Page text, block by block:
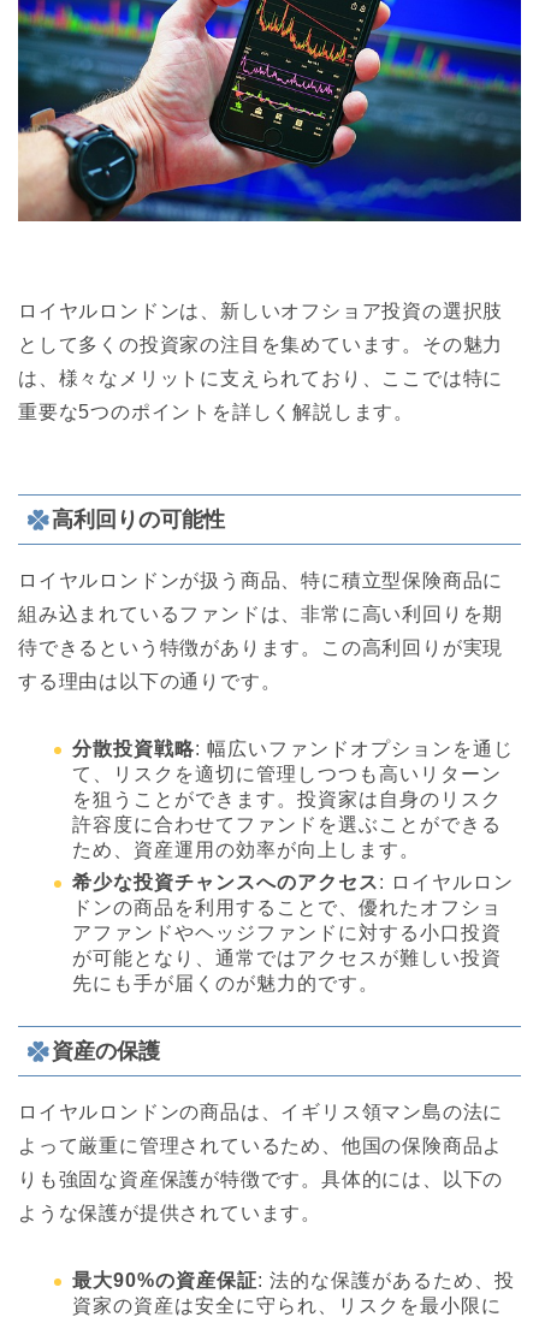
ロイヤルロンドンは、新しいオフショア投資の選択肢
として多くの投資家の注目を集めています。その魅力
は、様々なメリットに支えられており、ここでは特に
重要な5つのポイントを詳しく解説します。
高利回りの可能性
ロイヤルロンドンが扱う商品、特に積立型保険商品に
組み込まれているファンドは、非常に高い利回りを期
待できるという特徴があります。この高利回りが実現
する理由は以下の通りです。
分散投資戦略: 幅広いファンドオプションを通じ
て、リスクを適切に管理しつつも高いリターン
を狙うことができます。投資家は自身のリスク
許容度に合わせてファンドを選ぶことができる
ため、資産運用の効率が向上します。
希少な投資チャンスへのアクセス: ロイヤルロン
ドンの商品を利用することで、優れたオフショ
アファンドやヘッジファンドに対する小口投資
が可能となり、通常ではアクセスが難しい投資
先にも手が届くのが魅力的です。
資産の保護
ロイヤルロンドンの商品は、イギリス領マン島の法に
よって厳重に管理されているため、他国の保険商品よ
りも強固な資産保護が特徴です。具体的には、以下の
ような保護が提供されています。
最大90%の資産保証: 法的な保護があるため、投
資家の資産は安全に守られ、リスクを最小限に